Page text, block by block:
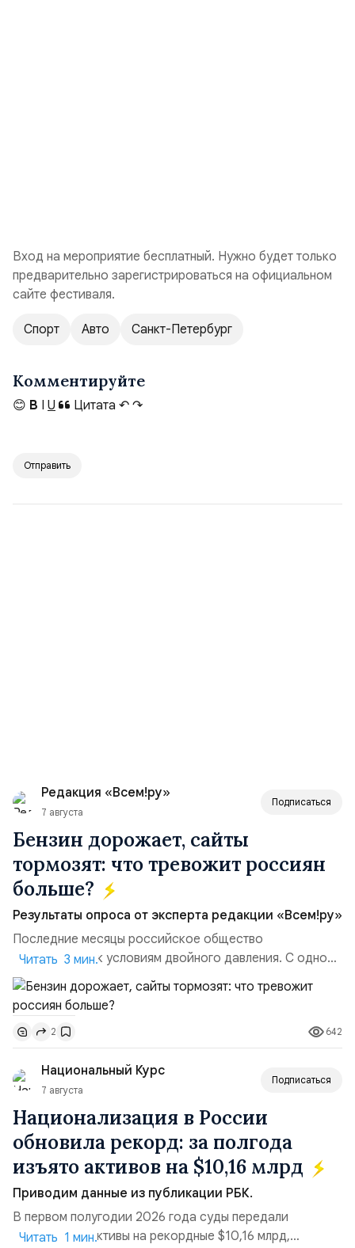
Вход на мероприятие бесплатный. Нужно будет только
предварительно зарегистрироваться на официальном
сайте фестиваля.
Спорт Авто Санкт-Петербург
Комментируйте
😊 B I U Цитата ↶ ↷
Отправить
Редакция «Всем!ру»
7 августа
Подписаться
Бензин дорожает, сайты
тормозят: что тревожит россиян
больше?
Результаты опроса от эксперта редакции «Всем!ру»
Последние месяцы российское общество
адаптируется к условиям двойного давления. С одной
стороны, происходит рост цен на товары первой
необходимости, инфляция и локальные сбои в
поставках бензина. А с другой – технологическая
турбулентность: перебои в работе интернета,
блокировки сайтов, необходимость осваивать VPN и
российские платформы.Что из этого бье...
Читать 3 мин.
2 642
Национальный Курс
7 августа
Подписаться
Национализация в России
обновила рекорд: за полгода
изъято активов на $10,16 млрд
Приводим данные из публикации РБК.
В первом полугодии 2026 года суды передали
государству активы на рекордные $10,16 млрд,
Читать 1 мин.